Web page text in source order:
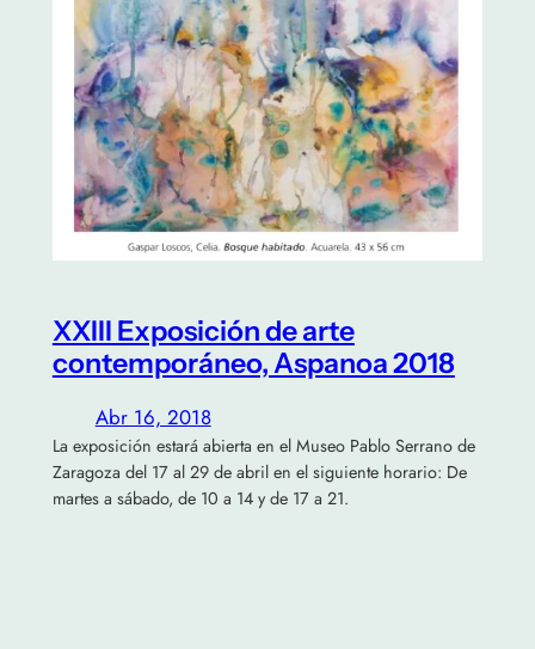
XXIII Exposición de arte
contemporáneo, Aspanoa 2018
Abr 16, 2018
La exposición estará abierta en el Museo Pablo Serrano de
Zaragoza del 17 al 29 de abril en el siguiente horario: De
martes a sábado, de 10 a 14 y de 17 a 21.